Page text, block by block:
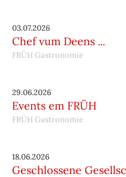
03.07.2026
Chef vum Deens ...
FRÜH Gastronomie
29.06.2026
Events em FRÜH
FRÜH Gastronomie
18.06.2026
Geschlossene